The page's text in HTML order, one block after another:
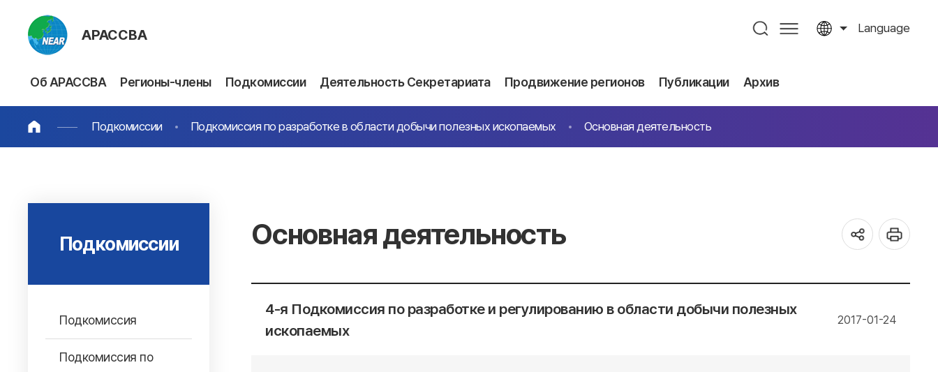
АРАССВА Language
Об АРАССВА Регионы-члены Подкомиссии Деятельность Секретариата Продвижение регионов Публикации Архив
Подкомиссии Подкомиссия по разработке в области добычи полезных ископаемых Основная деятельность
Подкомиссии
Подкомиссия
Подкомиссия по
Основная деятельность
4-я Подкомиссия по разработке и регулированию в области добычи полезных
ископаемых
2017-01-24